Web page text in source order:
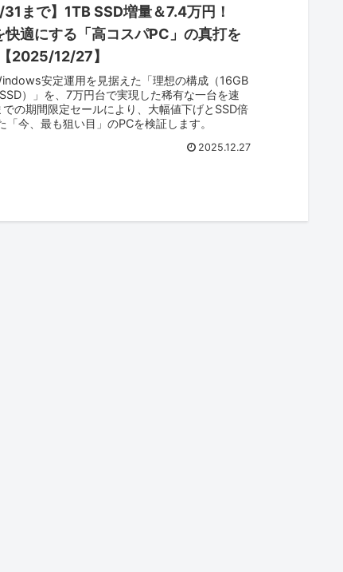
31まで】1TB SSD増量＆7.4万円！
適にする「高コスパPC」の真打を
2025/12/27】
安定運用を見据えた「理想の構成（16GB
）」を、7万円台で実現した稀有な一台を速
の期間限定セールにより、大幅値下げとSSD倍
「今、最も狙い目」のPCを検証します。
2025.12.27